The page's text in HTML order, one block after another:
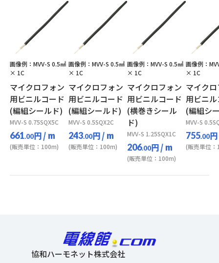
画像例：MVV-S 0.5㎟
× 1C
マイクロフォン
用ビニルコード
(編組シールド)
MVV-S 0.75SQX5C
661.00円/ m
(販売単位：100m)
画像例：MVV-S 0.5㎟
× 1C
マイクロフォン
用ビニルコード
(編組シールド)
MVV-S 0.5SQX2C
243.00円/ m
(販売単位：100m)
画像例：MVV-S 0.5㎟
× 1C
マイクロフォン
用ビニルコード
(横巻きシール
ド)
MVV-S 1.25SQX1C
206.00円/ m
(販売単位：100m)
画像例：
× 1C
マイク
用ビニ
(編組シ
MVV-S
755.00円
(販売単位
協和ハーモネット株式会社